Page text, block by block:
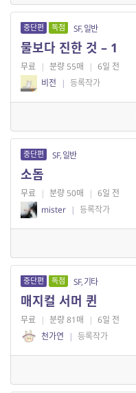
중단편 독점 SF, 일반
물보다 진한 것 – 1
무료 | 분량 55매 | 6일 전
비전
| 등록작가
중단편 SF, 일반
소돔
무료 | 분량 50매 | 6일 전
mister | 등록작가
중단편 독점 SF, 기타
매지컬 서머 퀸
무료 | 분량 81매 | 6일 전
천가연
| 등록작가